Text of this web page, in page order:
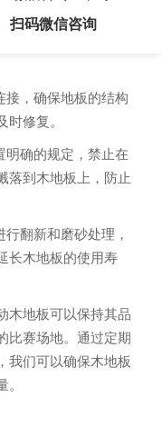
经验分享：
地板，确保其干
，确保地板的结构
修复。
确的规定，禁止在
落到木地板上，防止
翻新和磨砂处理，
长木地板的使用寿
地板可以保持其品
比赛场地。通过定期
我们可以确保木地板
扫码微信咨询